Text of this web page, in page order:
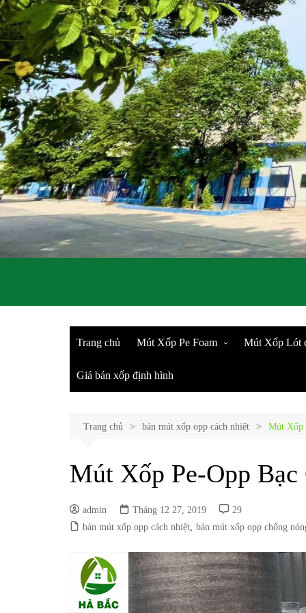
Trang chủ Mút Xốp Pe Foam
Mút Xốp Pe Foam Bọc Lót
Đồ Gỗ
Mút Xốp Lót
Mút Bọc
Mút Chèn
Màng Xốp
Khúc
Giá bán xốp định hình
Trang chủ bán mút xốp opp cách nhiệt Mút Xốp
Mút Xốp Pe-Opp Bạc
admin Tháng 12 27, 2019
29
bán mút xốp opp cách nhiệt bán mút xốp opp chống